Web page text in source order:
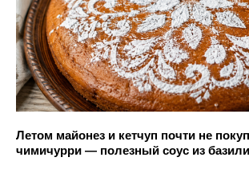
Летом майонез и кетчуп почти не
чимичурри — полезный соус из